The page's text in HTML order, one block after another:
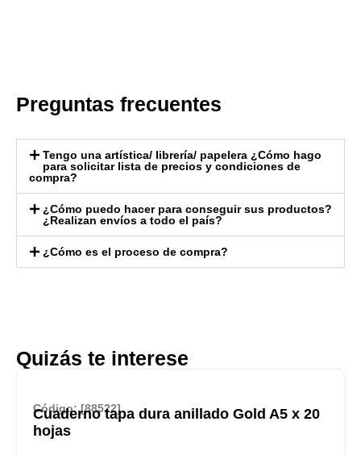
Preguntas frecuentes
Tengo una artística/ librería/ papelera ¿Cómo hago
para solicitar lista de precios y condiciones de
compra?
¿Cómo puedo hacer para conseguir sus productos?
¿Realizan envíos a todo el país?
¿Cómo es el proceso de compra?
Quizás te interese
Código: [88522]
Cuaderno tapa dura anillado Gold A5 x 20
hojas